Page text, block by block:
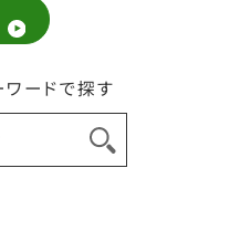
ワードで探す